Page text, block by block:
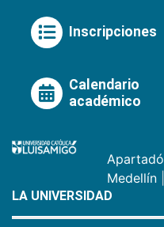
Inscripciones
Calendario
académico
Apartadó
Medellín
LA UNIVERSIDAD